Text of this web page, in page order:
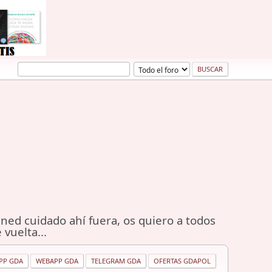
cuidado ahí fuera, os quiero a todos
vuelta...
GDA WEBAPP GDA TELEGRAM GDA OFERTAS GDAPOL